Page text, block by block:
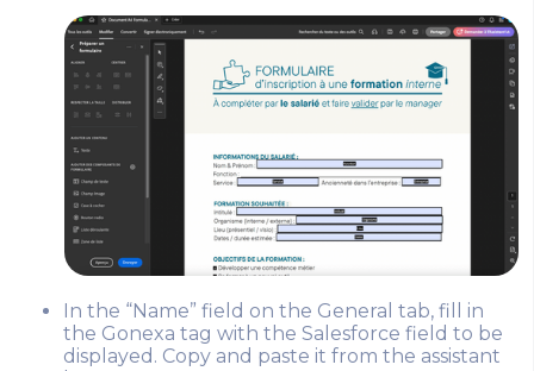
In the “Name” field on the General tab, fill in
the Gonexa tag with the Salesforce field to be
displayed. Copy and paste it from the assistant